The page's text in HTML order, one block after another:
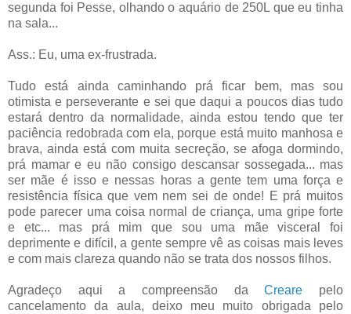
segunda foi Pesse, olhando o aquário de 250L que eu tinha
na sala...
Ass.: Eu, uma ex-frustrada.
Tudo está ainda caminhando prá ficar bem, mas sou
otimista e perseverante e sei que daqui a poucos dias tudo
estará dentro da normalidade, ainda estou tendo que ter
paciência redobrada com ela, porque está muito manhosa e
brava, ainda está com muita secreção, se afoga dormindo,
prá mamar e eu não consigo descansar sossegada... mas
ser mãe é isso e nessas horas a gente tem uma força e
resistência física que vem nem sei de onde! E prá muitos
pode parecer uma coisa normal de criança, uma gripe forte
e etc... mas prá mim que sou uma mãe visceral foi
deprimente e difícil, a gente sempre vê as coisas mais leves
e com mais clareza quando não se trata dos nossos filhos.
Agradeço aqui a compreensão daCreare pelo
cancelamento da aula, deixo meu muito obrigada pelo